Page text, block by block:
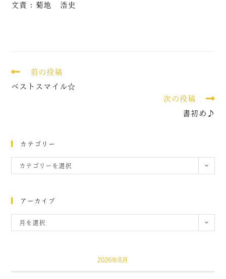
文責：菊地 浩史
前の投稿
ベストスマイル☆
次の投稿
書初め♪
カテゴリー
カテゴリーを選択
アーカイブ
月を選択
2026年8月